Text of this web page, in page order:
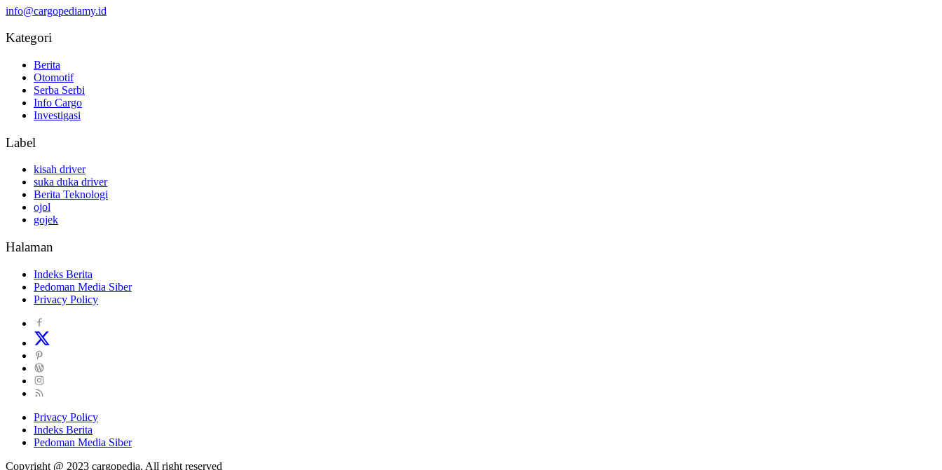
info@cargopediamy.id
Kategori
Berita
Otomotif
Serba Serbi
Info Cargo
Investigasi
Label
kisah driver
suka duka driver
Berita Teknologi
ojol
gojek
Halaman
Indeks Berita
Pedoman Media Siber
Privacy Policy
Privacy Policy
Indeks Berita
Pedoman Media Siber
Copyright @ 2023 cargopedia. All right reserved